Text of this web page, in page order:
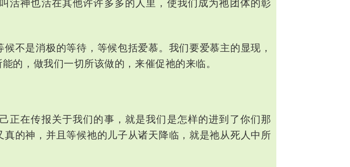
活神也活在其他许许多多的人里，使我们成为祂团体的彰
候不是消极的等待，等候包括爱慕。我们要爱慕主的显现，
的，做我们一切所该做的，来催促祂的来临。
正在传报关于我们的事，就是我们是怎样的进到了你们那
的神，并且等候祂的儿子从诸天降临，就是祂从死人中所